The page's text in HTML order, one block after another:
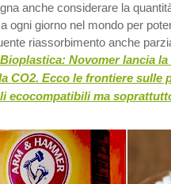
anche considerare la
ogni giorno nel mondo per
riassorbimento anche
Novomer lancia
CO2. Ecco le frontiere sulle
ecocompatibili ma